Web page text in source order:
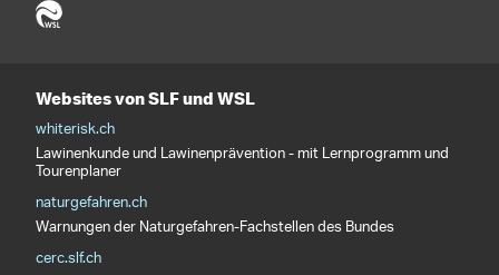
Websites von SLF und WSL
whiterisk.ch
Lawinenkunde und Lawinenprävention - mit Lernprogramm und
Tourenplaner
naturgefahren.ch
Warnungen der Naturgefahren-Fachstellen des Bundes
cerc.slf.ch